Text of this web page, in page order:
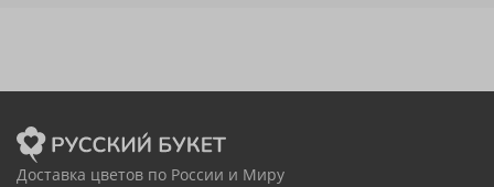
Доставка цветов по России и Миру